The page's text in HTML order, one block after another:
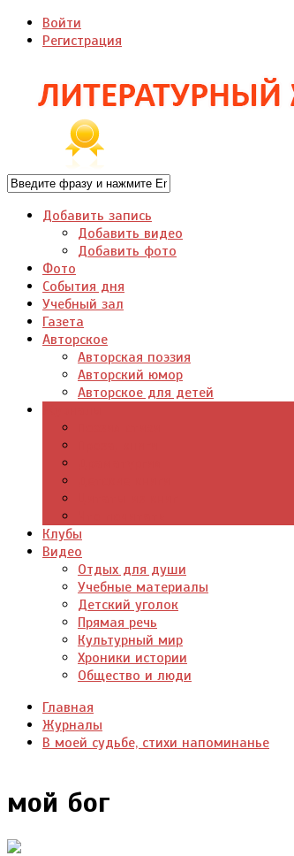
Войти
Регистрация
Добавить запись
Добавить видео
Добавить фото
Фото
События дня
Учебный зал
Газета
Авторское
Авторская поэзия
Авторский юмор
Авторское для детей
Клубы
Видео
Отдых для души
Учебные материалы
Детский уголок
Прямая речь
Культурный мир
Хроники истории
Общество и люди
Главная
Журналы
В моей судьбе, стихи напоминанье
мой бог